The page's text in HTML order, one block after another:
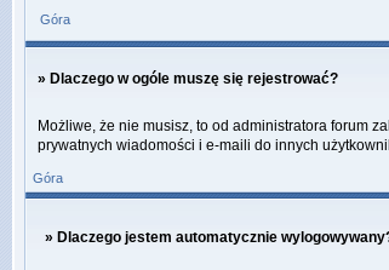
Góra
» Dlaczego w ogóle muszę się rejestrować?
Możliwe, że nie musisz, to od administratora forum
prywatnych wiadomości i e-maili do innych
Góra
» Dlaczego jestem automatycznie